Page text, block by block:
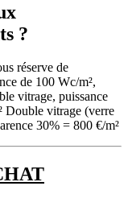
?
réserve de
de 100 Wc/m²,
vitrage, puissance
Double vitrage (verre
30% = 800 €/m²